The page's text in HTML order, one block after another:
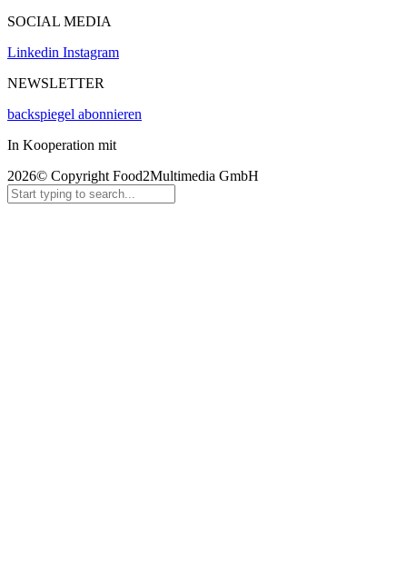
SOCIAL MEDIA
Linkedin Instagram
NEWSLETTER
backspiegel abonnieren
In Kooperation mit
2026© Copyright Food2Multimedia GmbH